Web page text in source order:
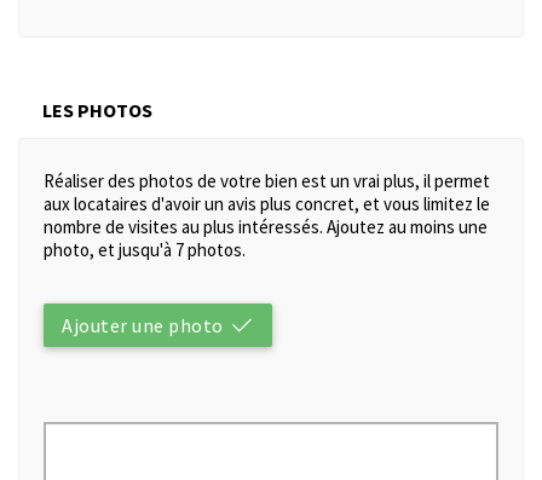
LES PHOTOS
Réaliser des photos de votre bien est un vrai plus, il permet
aux locataires d'avoir un avis plus concret, et vous limitez le
nombre de visites au plus intéressés. Ajoutez au moins une
photo, et jusqu'à 7 photos.
Ajouter une photo